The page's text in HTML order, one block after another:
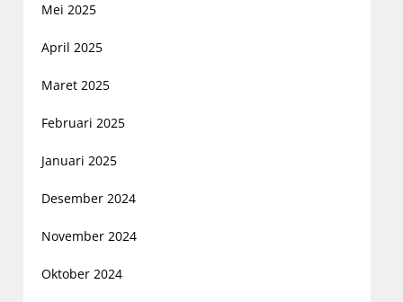
Mei 2025
April 2025
Maret 2025
Februari 2025
Januari 2025
Desember 2024
November 2024
Oktober 2024